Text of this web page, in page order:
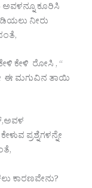
ಕೂರಿಸಿ
ನೀರು
ಕೇಳಿ ರೋಸಿ , “
ಈ ಮಗುವಿನ ತಾಯಿ
ಪ್ರಶ್ನೆಗಳನ್ನೇ
ಕಾರಣವೇನು?